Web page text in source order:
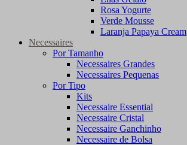
Rosa Yogurte
Verde Mousse
Laranja Papaya Cream
Necessaires
Por Tamanho
Necessaires Grandes
Necessaires Pequenas
Por Tipo
Kits
Necessaire Essential
Necessaire Cristal
Necessaire Ganchinho
Necessaire de Bolsa